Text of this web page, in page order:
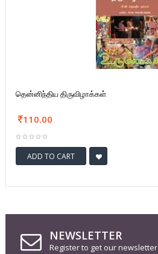
தென்னிந்திய திருவிழாக்கள்
110.00
ADD TO CART
NEWSLETTER
Register to get our newsletter